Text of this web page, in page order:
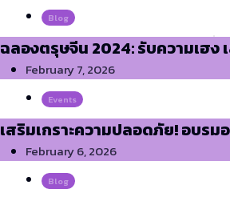
Blog
ฉลองตรุษจีน 2024: รับความเฮง
February 7, 2026
Events
เสริมเกราะความปลอดภัย! อบร
February 6, 2026
Blog